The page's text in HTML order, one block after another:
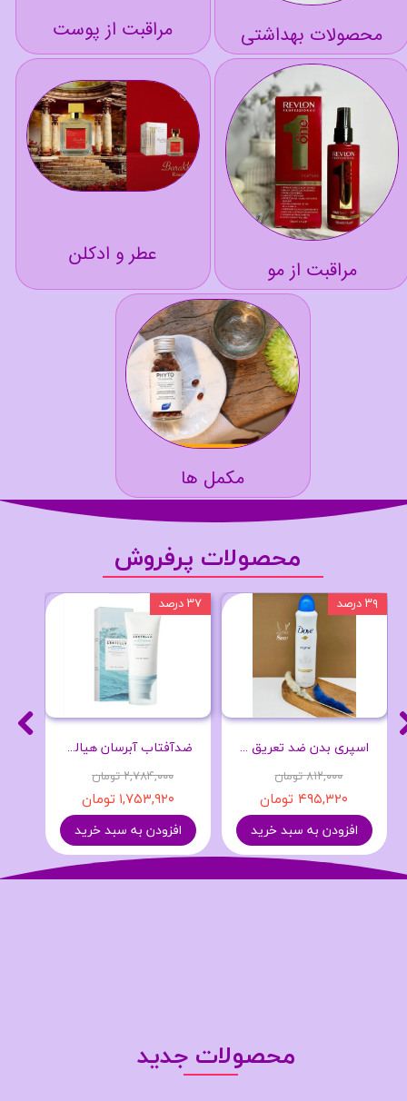
محصولات بهداشتی مراقبت از پوست
مراقبت از مو
عطر و ادکلن
مکمل ها
محصولات پرفروش
ضدآفتاب آبرسان هیالو سیکا اسکین 1004
۲,۷۸۴,۰۰۰ تومان
۱,۷۵۳,۹۲۰ تومان
افزودن به سبد خرید
۳۷ درصد
اسپری بدن ضد تعریق مدل Original حجم 250 میلی لیتر- Dove
۸۱۲,۰۰۰ تومان
۴۹۵,۳۲۰ تومان
افزودن به سبد خرید
۳۹ درصد
محصولات جدید